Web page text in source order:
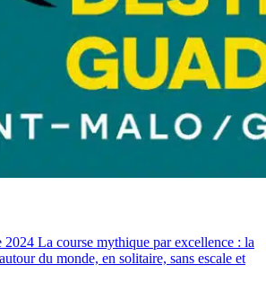
La course mythique par excellence : la
du monde, en solitaire, sans escale et